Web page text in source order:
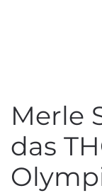
Merle
das